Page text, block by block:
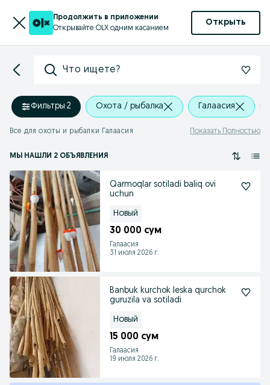
Продолжить в приложении
Открывайте OLX одним касанием
Открыть
Что ищете?
Фильтры·2 Охота / рыбалка Галаасия
Все для охоты и рыбалки Галаасия Показать Полностью
МЫ НАШЛИ 2 ОБЪЯВЛЕНИЯ
Qarmoqlar sotiladi baliq ovi
uchun
Новый
30 000 сум
Галаасия
31 июля 2026 г.
Banbuk kurchok leska qurchok
guruzila va sotiladi
Новый
15 000 сум
Галаасия
19 июля 2026 г.